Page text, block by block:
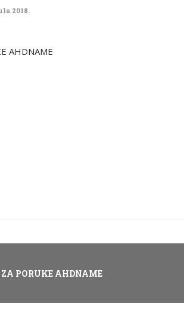
2018.
AHDNAME
PORUKE AHDNAME